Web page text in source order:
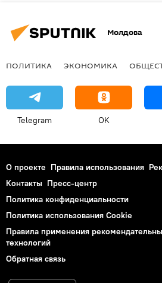
Молдова
ПОЛИТИКА ЭКОНОМИКА
Telegram OK
О проекте Правила использования
Контакты Пресс-центр
Политика конфиденциальности
Политика использования Cookie
Правила применения
технологий
Обратная связь